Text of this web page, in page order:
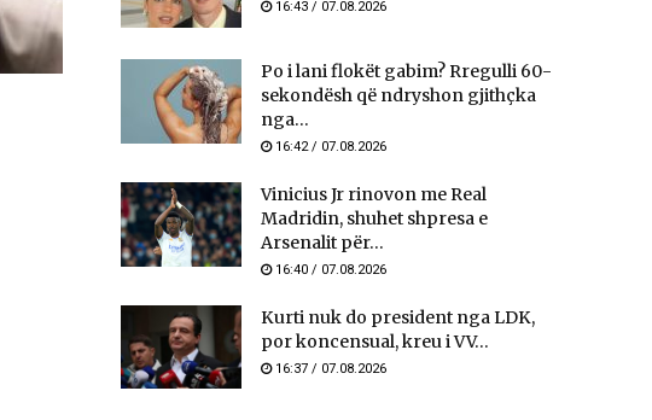
16:43 / 07.08.2026
Po i lani flokët gabim? Rregulli 60-
sekondësh që ndryshon gjithçka
nga...
16:42 / 07.08.2026
Vinicius Jr rinovon me Real
Madridin, shuhet shpresa e
Arsenalit për...
16:40 / 07.08.2026
Kurti nuk do president nga LDK,
por koncensual, kreu i VV...
16:37 / 07.08.2026